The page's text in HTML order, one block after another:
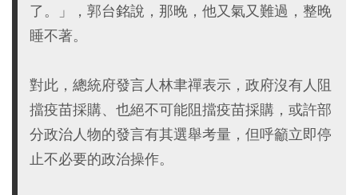
了。」，郭台銘說，那晚，他又氣又難過，整晚
睡不著。
對此，總統府發言人林聿禪表示，政府沒有人阻
擋疫苗採購、也絕不可能阻擋疫苗採購，或許部
分政治人物的發言有其選舉考量，但呼籲立即停
止不必要的政治操作。